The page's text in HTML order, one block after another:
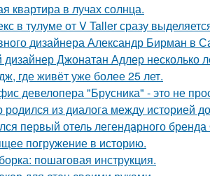
квартира в лучах солнца.
в тулуме от V Taller сразу
дизайнера Александр Бирман в
Джонатан Адлер несколько
где живёт уже более 25 лет.
девелопера "Брусника" - это не
родился из диалога между историей
первый отель легендарного
погружение в историю.
пошаговая инструкция.